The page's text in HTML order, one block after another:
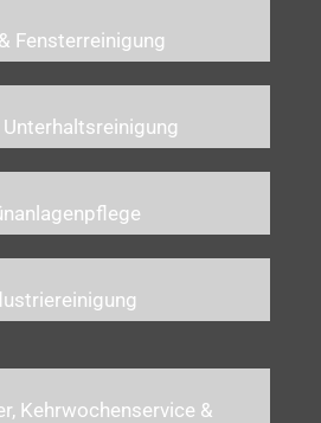
Fensterreinigung
Unterhaltsreinigung
Kehrwochenservice &